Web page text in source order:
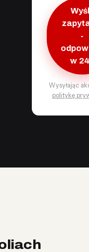
-
w
Wysyłając
politykę